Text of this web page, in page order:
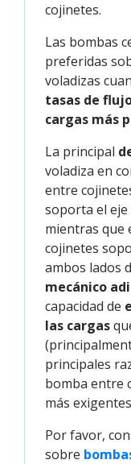
cojinetes.
Las bombas
preferidas
voladizas
tasas de
cargas más
La principal
voladiza en
entre
soporta el
mientras que
cojinetes
ambos lados
mecánico
capacidad de
las cargas
principales
bomba entre
más
Por favor,
sobre